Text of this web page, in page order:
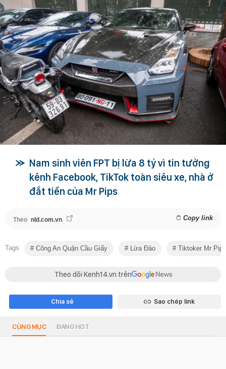
Nam sinh viên FPT bị lừa 8 tỷ vì tin tưởng
kênh Facebook, TikTok toàn siêu xe, nhà ở
đắt tiền của Mr Pips
Theo nld.com.vn Copy link
Tags Công An Quận Cầu Giấy Lừa Đảo Tiktoker Mr
Theo dõi Kenh14.vn trên
Chia sẻ Sao chép link
CÙNG MỤC ĐANG HOT